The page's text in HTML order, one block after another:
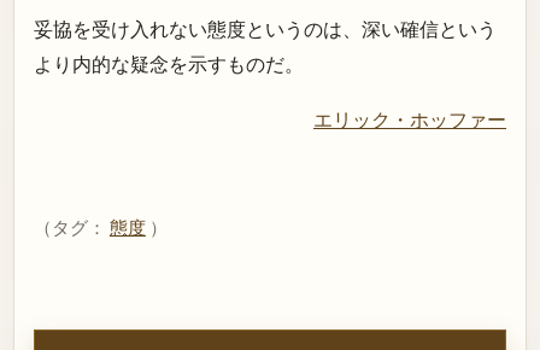
妥協を受け入れない態度というのは、深い確信という
より内的な疑念を示すものだ。
エリック・ホッファー
（タグ： 態度 ）